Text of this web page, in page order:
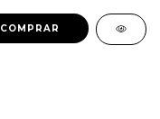
COMPRAR